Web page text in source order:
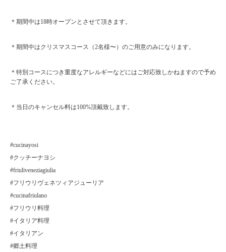
＊期間中は18時オープンとさせて頂きます。
＊期間中はクリスマスコース（2名様〜）のご用意のみになります。
＊特別コースにつき重度なアレルギーなどにはご対応致しかねますので予め
ご了承ください。
＊当日のキャンセル料は100%頂戴致します。
#cucinayosi
#クッチーナヨシ
#friuliveneziagiulia
#フリウリヴェネツィアジューリア
#cucinafriulano
#フリウリ料理
#イタリア料理
#イタリアン
#郷土料理